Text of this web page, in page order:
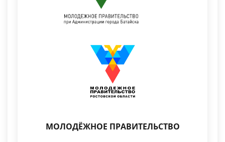
МОЛОДЁЖНОЕ ПРАВИТЕЛЬСТВО